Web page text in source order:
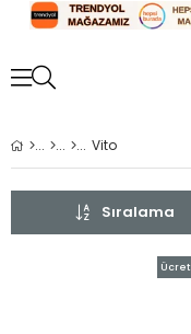
Vito
Sıralama